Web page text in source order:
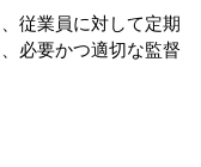
従業員に対して定期
必要かつ適切な監督